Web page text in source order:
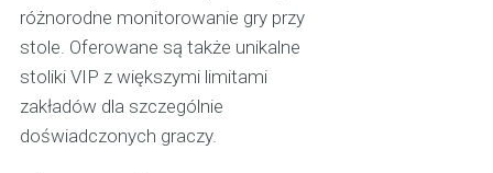
różnorodne monitorowanie gry przy
stole. Oferowane są także unikalne
stoliki VIP z większymi limitami
zakładów dla szczególnie
doświadczonych graczy.